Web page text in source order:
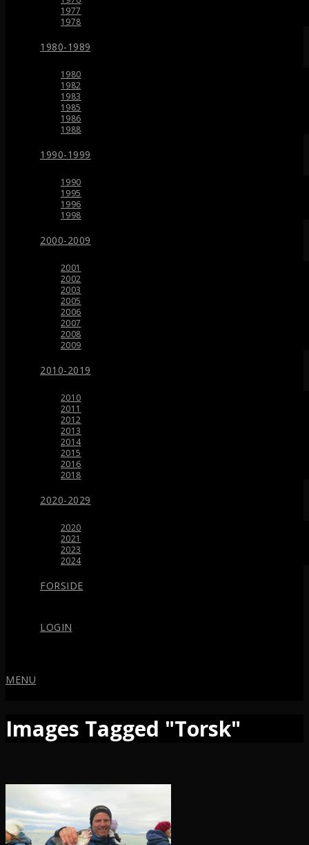
1977
1978
1980-1989
1980
1982
1983
1985
1986
1988
1990-1999
1990
1995
1996
1998
2000-2009
2001
2002
2003
2005
2006
2007
2008
2009
2010-2019
2010
2011
2012
2013
2014
2015
2016
2018
2020-2029
2020
2021
2023
2024
FORSIDE
LOGIN
MENU
Images Tagged "Torsk"